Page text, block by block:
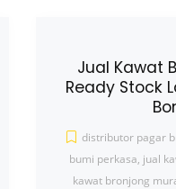
Jual Kawat
Ready Stock
distributor pagar
bumi perkasa, jual
kawat bronjong